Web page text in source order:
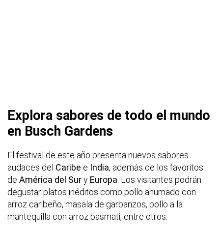
Explora sabores de todo el mundo
en Busch Gardens
El festival de este año presenta nuevos sabores
audaces del Caribe e India, además de los favoritos
de América del Sury Europa . Los visitantes podrán
degustar platos inéditos como pollo ahumado con
arroz caribeño, masala de garbanzos, pollo a la
mantequilla con arroz basmati, entre otros.